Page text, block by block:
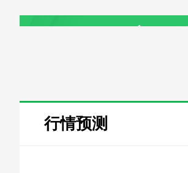
行情预测